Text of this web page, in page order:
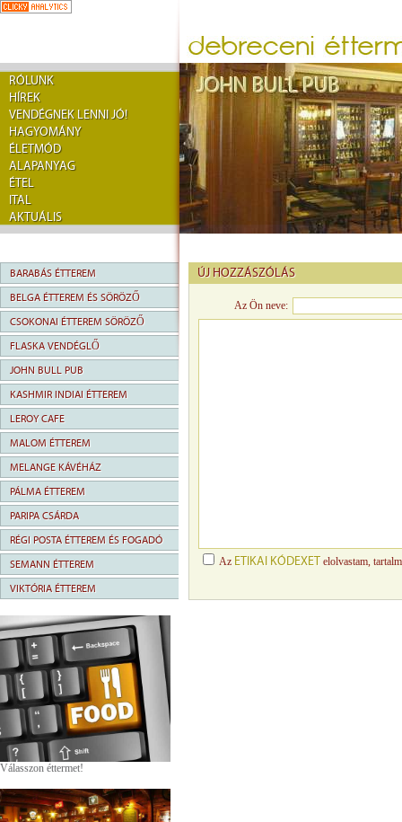
RÓLUNK
HÍREK
VENDÉGNEK LENNI JÓ!
HAGYOMÁNY
ÉLETMÓD
ALAPANYAG
ÉTEL
ITAL
AKTUÁLIS
BARABÁS ÉTTEREM
BELGA ÉTTEREM ÉS SÖRÖZŐ
CSOKONAI ÉTTEREM SÖRÖZŐ
FLASKA VENDÉGLŐ
JOHN BULL PUB
KASHMIR INDIAI ÉTTEREM
LEROY CAFE
MALOM ÉTTEREM
MELANGE KÁVÉHÁZ
PÁLMA ÉTTEREM
PARIPA CSÁRDA
RÉGI POSTA ÉTTEREM ÉS FOGADÓ
SEMANN ÉTTEREM
VIKTÓRIA ÉTTEREM
Válasszon éttermet!
ÚJ HOZZÁSZÓLÁS
Az Ön neve:
Az ETIKAI KÓDEXET elolvastam,